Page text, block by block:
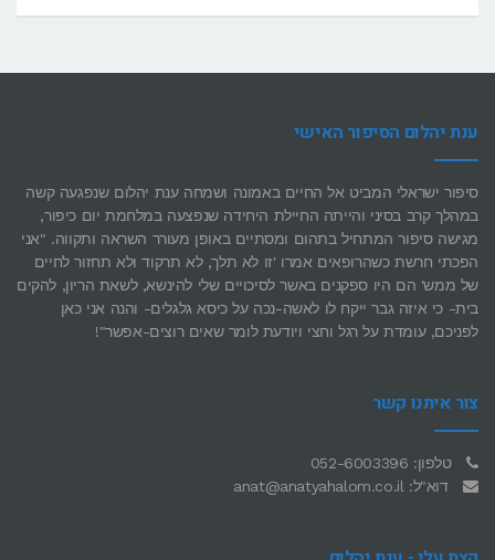
ענת יהלום הסיפור האישי
סיפור ישראלי המביט אל החיים באמונה ושמחה ענת יהלום שנפגעה קשה
במהלך קרב בסיני והייתה החיילת היחידה שנפצעה במלחמת יום כיפור,
מגישה סיפור המתחיל בתהום ומסתיים באופן מעורר השראה ותקווה. "אני
הפכתי חרשת כשהרופאים אמרו 'זו לא תלך, לא תרקוד ולא תחזור לחיים
של ממש' הם היו ספקנים באשר לסיכויים שלי להינשא, לשאת הריון, להקים
בית- כי איזה גבר ייקח לו לאשה-נכה על כיסא גלגלים- והנה אני כאן
לפניכם, עומדת על רגל וחצי ויודעת לומר שאים רוצים-אפשר"!
צור איתנו קשר
טלפון: 052-6003396
דוא"ל: anat@anatyahalom.co.il